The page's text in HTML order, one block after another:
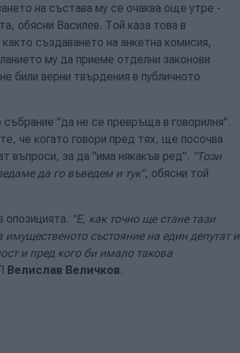
на състава му се очаква още утре -
обясни Василев. Той каза това в
създаването на анкетна комисия,
му да приеме отделни законови
били верни твърдения в публичното
"да не се превръща в говорилня".
че когато говори пред тях, ще посочва
въпроси, за да "има някакъв ред". "Този
да го въведем и тук", обясни той
опозицията. "Е, как точно ще стане тази
състояние на един депутат и
и пред кого би имало такова
Велислав Величков.